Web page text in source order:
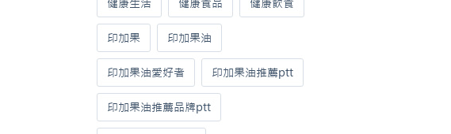
健康生活 健康食品 健康飲食
印加果 印加果油
印加果油愛好者 印加果油推薦ptt
印加果油推薦品牌ptt